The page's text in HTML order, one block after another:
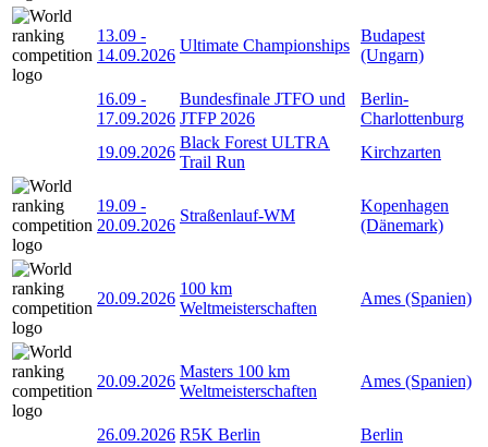
13.09 -
14.09.2026
Ultimate Championships
Budapest
(Ungarn)
16.09 -
17.09.2026
Bundesfinale JTFO und
JTFP 2026
Berlin-
Charlottenburg
19.09.2026
Black Forest ULTRA
Trail Run
Kirchzarten
19.09 -
20.09.2026
Straßenlauf-WM
Kopenhagen
(Dänemark)
20.09.2026
100 km
Weltmeisterschaften
Ames (Spanien)
20.09.2026
Masters 100 km
Weltmeisterschaften
Ames (Spanien)
26.09.2026 R5K Berlin
Berlin